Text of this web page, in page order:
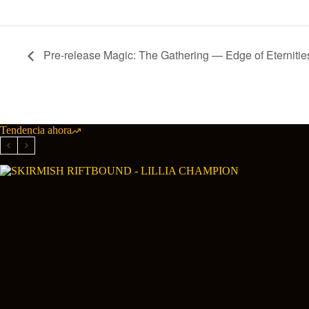
Pre-release Magic: The Gathering — Edge of
Tendencia ahora